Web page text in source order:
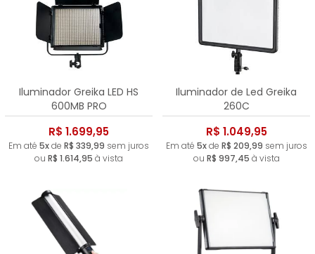
Iluminador Greika LED HS
600MB PRO
R$ 1.699,95
Em até 5xde R$ 339,99 sem juros
ou R$ 1.614,95 à vista
Iluminador de Led Greika
260C
R$ 1.049,95
Em até 5xde R$ 209,99 sem juros
ou R$ 997,45 à vista